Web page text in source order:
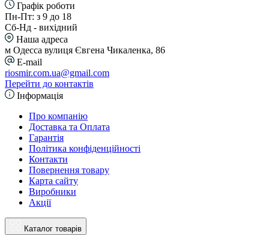
Графік роботи
Пн-Пт: з 9 до 18
Сб-Нд - вихідний
Наша адреса
м Одесса вулиця Євгена Чикаленка, 86
E-mail
riosmir.com.ua@gmail.com
Перейти до контактів
Інформація
Про компанію
Доставка та Оплата
Гарантія
Політика конфіденційності
Контакти
Повернення товару
Карта сайту
Виробники
Акції
Каталог товарів